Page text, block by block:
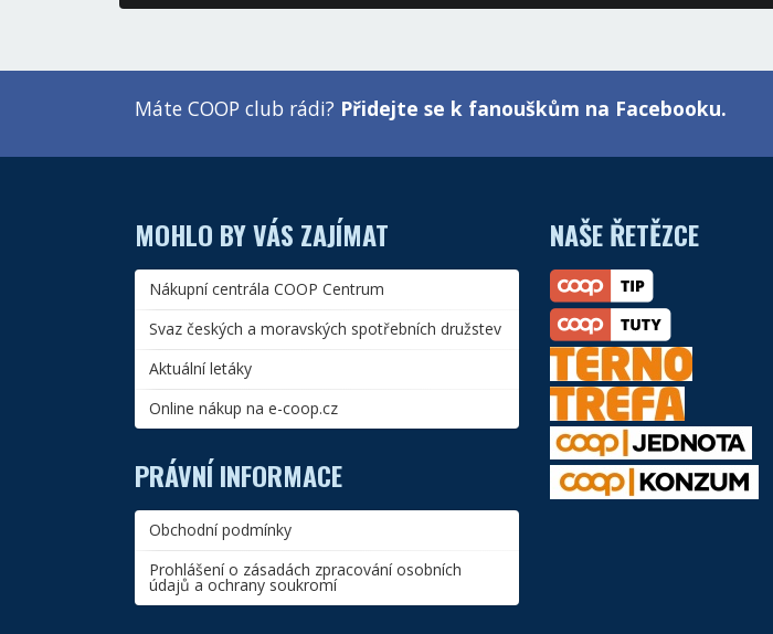
Máte COOP club rádi? Přidejte se k fanouškům na Facebooku.
MOHLO BY VÁS ZAJÍMAT
Nákupní centrála COOP Centrum
Svaz českých a moravských spotřebních družstev
Aktuální letáky
Online nákup na e-coop.cz
PRÁVNÍ INFORMACE
Obchodní podmínky
Prohlášení o zásadách zpracování osobních
údajů a ochrany soukromí
NAŠE ŘETĚZCE